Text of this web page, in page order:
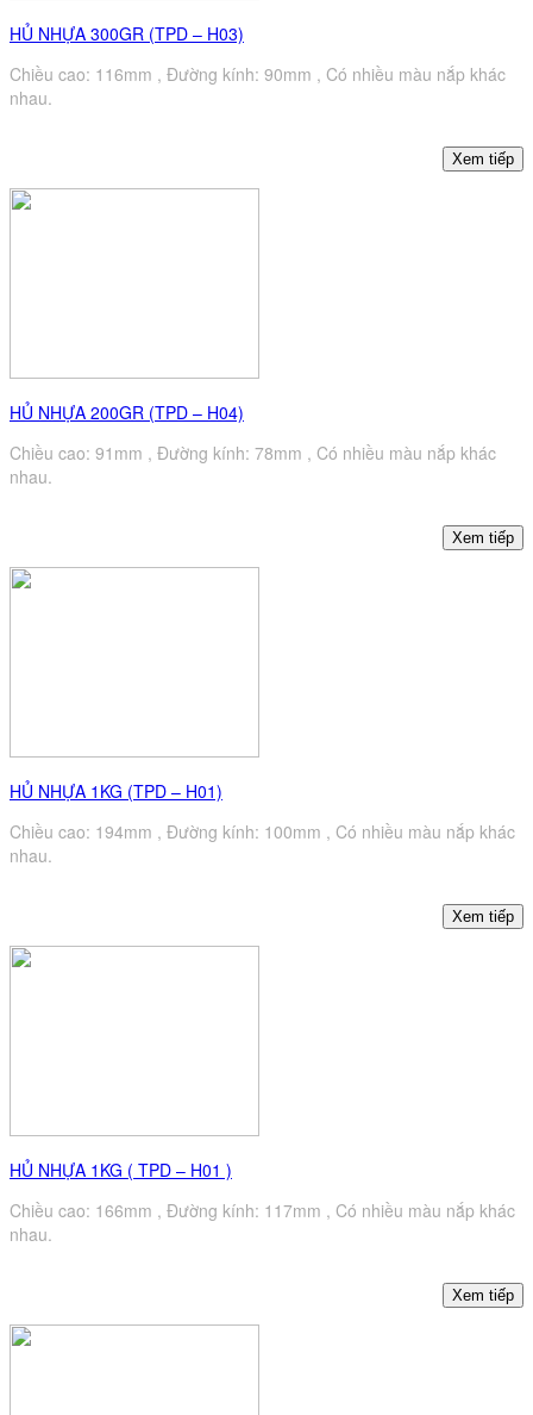
HỦ NHỰA 300GR (TPD – H03)
Chiều cao: 116mm , Đường kính: 90mm , Có nhiều màu nắp khác
nhau.
HỦ NHỰA 200GR (TPD – H04)
Chiều cao: 91mm , Đường kính: 78mm , Có nhiều màu nắp khác
nhau.
HỦ NHỰA 1KG (TPD – H01)
Chiều cao: 194mm , Đường kính: 100mm , Có nhiều màu nắp khác
nhau.
HỦ NHỰA 1KG ( TPD – H01 )
Chiều cao: 166mm , Đường kính: 117mm , Có nhiều màu nắp khác
nhau.